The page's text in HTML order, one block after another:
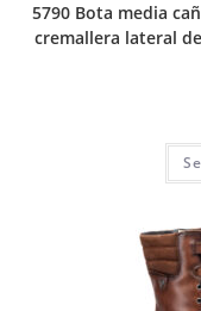
5790 Bota media
cremallera lateral